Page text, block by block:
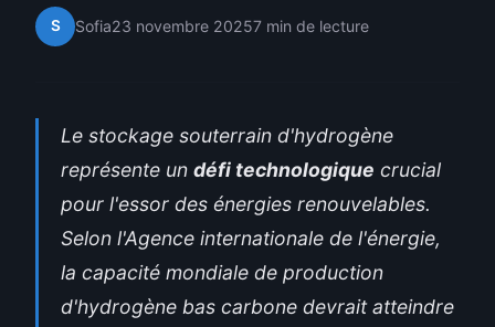
S Sofia23 novembre 20257 min de lecture
Le stockage souterrain d'hydrogène
représente un défi technologique crucial
pour l'essor des énergies renouvelables.
Selon l'Agence internationale de l'énergie,
la capacité mondiale de production
d'hydrogène bas carbone devrait atteindre